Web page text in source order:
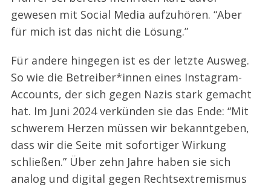
gewesen mit Social Media aufzuhören. “Aber
für mich ist das nicht die Lösung.”
Für andere hingegen ist es der letzte Ausweg.
So wie die Betreiber*innen eines Instagram-
Accounts, der sich gegen Nazis stark gemacht
hat. Im Juni 2024 verkünden sie das Ende: “Mit
schwerem Herzen müssen wir bekanntgeben,
dass wir die Seite mit sofortiger Wirkung
schließen.” Über zehn Jahre haben sie sich
analog und digital gegen Rechtsextremismus